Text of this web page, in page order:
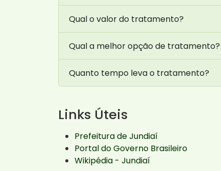
Qual o valor do tratamento?
Qual a melhor opção de tratamento?
Quanto tempo leva o tratamento?
Links Úteis
Prefeitura de Jundiaí
Portal do Governo Brasileiro
Wikipédia - Jundiaí